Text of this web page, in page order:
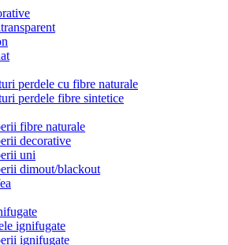
perdele cu fibre naturale
perdele fibre sintetice
fibre naturale
decorative
uni
dimout/blackout
ignifugate
ignifugate